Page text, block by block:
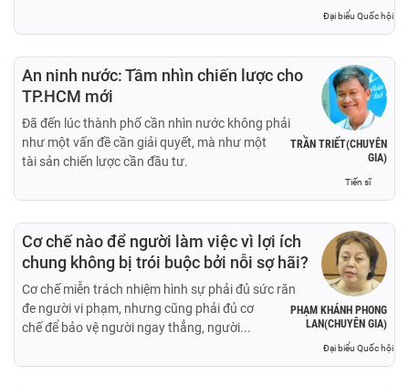
Đại biểu Quốc hội
TRẦN TRIẾT(CHUYÊN
GIA)
Tiến sĩ
An ninh nước: Tầm nhìn chiến lược cho
TP.HCM mới
Đã đến lúc thành phố cần nhìn nước không phải
như một vấn đề cần giải quyết, mà như một
tài sản chiến lược cần đầu tư.
PHẠM KHÁNH PHONG
LAN(CHUYÊN GIA)
Đại biểu Quốc hội
Cơ chế nào để người làm việc vì lợi ích
chung không bị trói buộc bởi nỗi sợ hãi?
Cơ chế miễn trách nhiệm hình sự phải đủ sức răn
đe người vi phạm, nhưng cũng phải đủ cơ
chế để bảo vệ người ngay thẳng, người...